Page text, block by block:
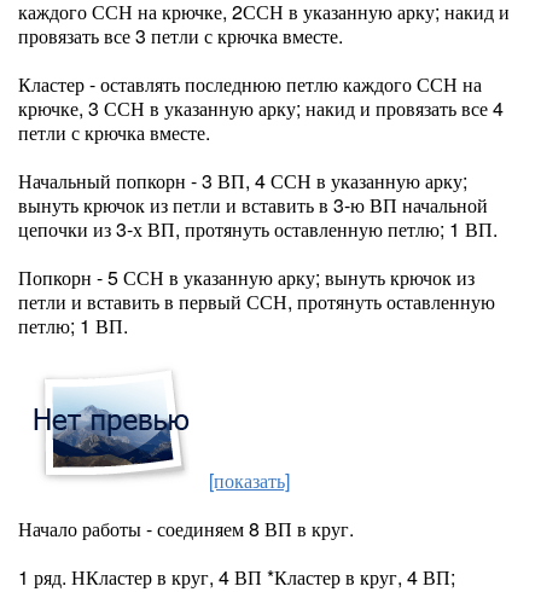
каждого ССН на крючке, 2ССН в указанную арку; накид и
провязать все 3 петли с крючка вместе.
Кластер - оставлять последнюю петлю каждого ССН на
крючке, 3 ССН в указанную арку; накид и провязать все 4
петли с крючка вместе.
Начальный попкорн - 3 ВП, 4 ССН в указанную арку;
вынуть крючок из петли и вставить в 3-ю ВП начальной
цепочки из 3-х ВП, протянуть оставленную петлю; 1 ВП.
Попкорн - 5 ССН в указанную арку; вынуть крючок из
петли и вставить в первый ССН, протянуть оставленную
петлю; 1 ВП.
[показать]
Начало работы - соединяем 8 ВП в круг.
1 ряд. НКластер в круг, 4 ВП *Кластер в круг, 4 ВП;